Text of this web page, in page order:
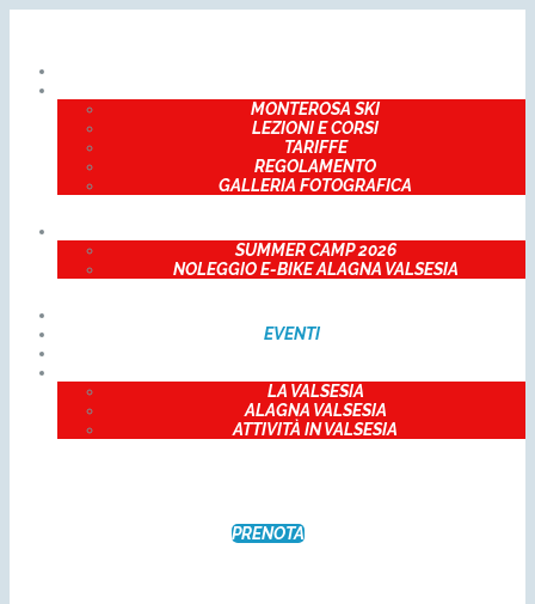
MONTEROSA SKI
LEZIONI E CORSI
TARIFFE
REGOLAMENTO
GALLERIA FOTOGRAFICA
SUMMER CAMP 2026
NOLEGGIO E-BIKE ALAGNA VALSESIA
EVENTI
LA VALSESIA
ALAGNA VALSESIA
ATTIVITÀ IN VALSESIA
PRENOTA